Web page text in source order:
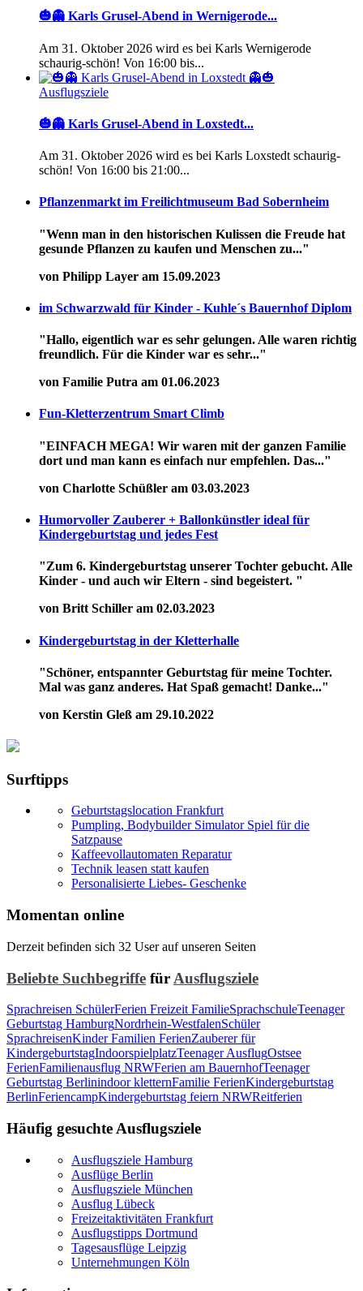
🎃👻 Karls Grusel-Abend in Wernigerode...
Am 31. Oktober 2026 wird es bei Karls Wernigerode
schaurig-schön! Von 16:00 bis...
Ausflugsziele
🎃👻 Karls Grusel-Abend in Loxstedt...
Am 31. Oktober 2026 wird es bei Karls Loxstedt schaurig-
schön! Von 16:00 bis 21:00...
Pflanzenmarkt im Freilichtmuseum Bad Sobernheim
"Wenn man in den historischen Kulissen die Freude hat
gesunde Pflanzen zu kaufen und Menschen zu..."
von Philipp Layer am 15.09.2023
im Schwarzwald für Kinder - Kuhle´s Bauernhof Diplom
"Hallo, eigentlich war es sehr gelungen. Alle waren richtig
freundlich. Für die Kinder war es sehr..."
von Familie Putra am 01.06.2023
Fun-Kletterzentrum Smart Climb
"EINFACH MEGA! Wir waren mit der ganzen Familie
dort und man kann es einfach nur empfehlen. Das..."
von Charlotte Schüßler am 03.03.2023
Humorvoller Zauberer + Ballonkünstler ideal für
Kindergeburtstag und jedes Fest
"Zum 6. Kindergeburtstag unserer Tochter gebucht. Alle
Kinder - und auch wir Eltern - sind begeistert. "
von Britt Schiller am 02.03.2023
Kindergeburtstag in der Kletterhalle
"Schöner, entspannter Geburtstag für meine Tochter.
Mal was ganz anderes. Hat Spaß gemacht! Danke..."
von Kerstin Gleß am 29.10.2022
Surftipps
Geburtstagslocation Frankfurt
Pumpling, Bodybuilder Simulator Spiel für die
Satzpause
Kaffeevollautomaten Reparatur
Technik leasen statt kaufen
Personalisierte Liebes- Geschenke
Momentan online
Derzeit befinden sich 32 User auf unseren Seiten
Beliebte Suchbegriffe für Ausflugsziele
Sprachreisen SchülerFerien Freizeit FamilieSprachschuleTeenager
Geburtstag HamburgNordrhein-WestfalenSchüler
SprachreisenKinder Familien FerienZauberer für
KindergeburtstagIndoorspielplatzTeenager AusflugOstsee
FerienFamilienausflug NRWFerien am BauernhofTeenager
Geburtstag Berlinindoor kletternFamilie FerienKindergeburtstag
BerlinFeriencampKindergeburtstag feiern NRWReitferien
Häufig gesuchte Ausflugsziele
Ausflugsziele Hamburg
Ausflüge Berlin
Ausflugsziele München
Ausflug Lübeck
Freizeitaktivitäten Frankfurt
Ausflugstipps Dortmund
Tagesausflüge Leipzig
Unternehmungen Köln